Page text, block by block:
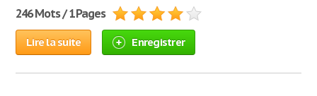
246 Mots / 1 Pages
Lire la suite Enregistrer